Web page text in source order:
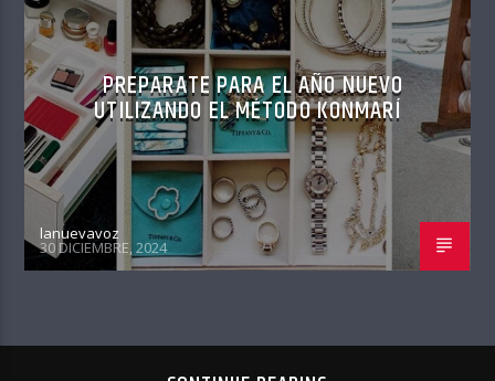
PREPARATE PARA EL AÑO NUEVO
UTILIZANDO EL MÉTODO KONMARÍ
lanuevavoz
30 DICIEMBRE, 2024